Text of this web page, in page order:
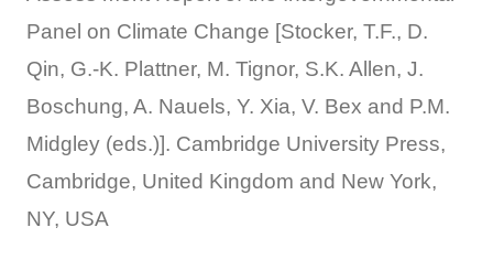
Panel on Climate Change [Stocker, T.F., D.
Qin, G.-K. Plattner, M. Tignor, S.K. Allen, J.
Boschung, A. Nauels, Y. Xia, V. Bex and P.M.
Midgley (eds.)]. Cambridge University Press,
Cambridge, United Kingdom and New York,
NY, USA